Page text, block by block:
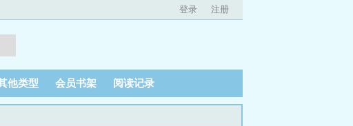
登录 注册
他类型 会员书架 阅读记录